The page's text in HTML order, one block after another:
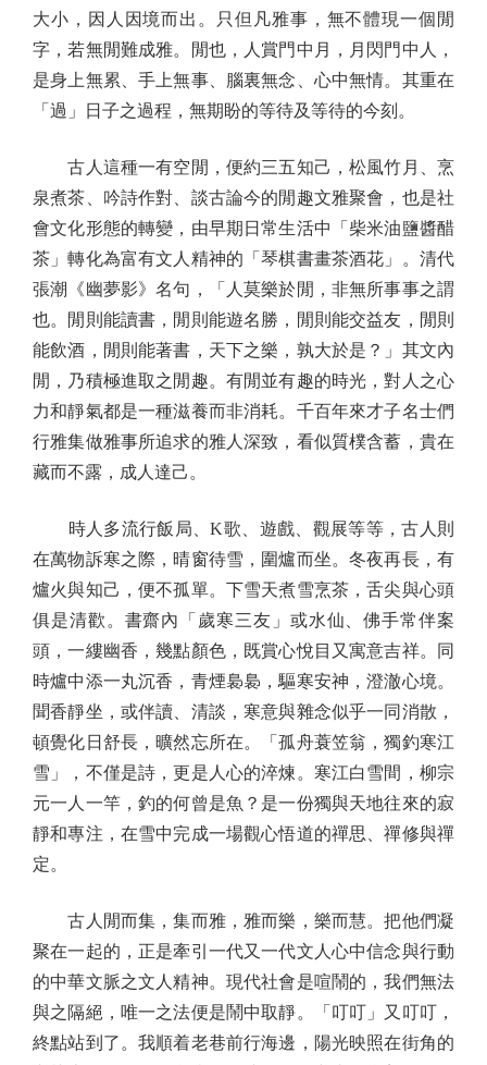
大小，因人因境而出。只但凡雅事，無不體現一個閒
字，若無閒難成雅。閒也，人賞門中月，月閃門中人，
是身上無累、手上無事、腦裏無念、心中無情。其重在
「過」日子之過程，無期盼的等待及等待的今刻。
古人這種一有空閒，便約三五知己，松風竹月、烹
泉煮茶、吟詩作對、談古論今的閒趣文雅聚會，也是社
會文化形態的轉變，由早期日常生活中「柴米油鹽醬醋
茶」轉化為富有文人精神的「琴棋書畫茶酒花」。清代
張潮《幽夢影》名句，「人莫樂於閒，非無所事事之謂
也。閒則能讀書，閒則能遊名勝，閒則能交益友，閒則
能飲酒，閒則能著書，天下之樂，孰大於是？」其文內
閒，乃積極進取之閒趣。有閒並有趣的時光，對人之心
力和靜氣都是一種滋養而非消耗。千百年來才子名士們
行雅集做雅事所追求的雅人深致，看似質樸含蓄，貴在
藏而不露，成人達己。
時人多流行飯局、K歌、遊戲、觀展等等，古人則
在萬物訴寒之際，晴窗待雪，圍爐而坐。冬夜再長，有
爐火與知己，便不孤單。下雪天煮雪烹茶，舌尖與心頭
俱是清歡。書齋內「歲寒三友」或水仙、佛手常伴案
頭，一縷幽香，幾點顏色，既賞心悅目又寓意吉祥。同
時爐中添一丸沉香，青煙裊裊，驅寒安神，澄澈心境。
聞香靜坐，或伴讀、清談，寒意與雜念似乎一同消散，
頓覺化日舒長，曠然忘所在。「孤舟蓑笠翁，獨釣寒江
雪」，不僅是詩，更是人心的淬煉。寒江白雪間，柳宗
元一人一竿，釣的何曾是魚？是一份獨與天地往來的寂
靜和專注，在雪中完成一場觀心悟道的禪思、禪修與禪
定。
古人閒而集，集而雅，雅而樂，樂而慧。把他們凝
聚在一起的，正是牽引一代又一代文人心中信念與行動
的中華文脈之文人精神。現代社會是喧鬧的，我們無法
與之隔絕，唯一之法便是鬧中取靜。「叮叮」又叮叮，
終點站到了。我順着老巷前行海邊，陽光映照在街角的